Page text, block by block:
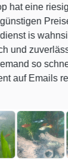
riesige
Preisen. Der
wahnsinnig
schnell und
reagiert